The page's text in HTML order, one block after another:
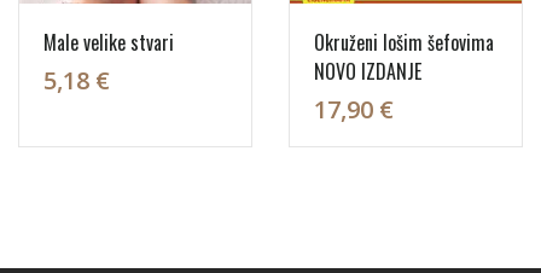
Male velike stvari
5,18 €
Okruženi lošim šefovima
NOVO IZDANJE
17,90 €